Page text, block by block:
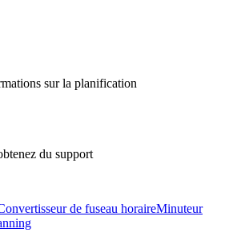
sur la planification
du support
de fuseau horaireMinuteur